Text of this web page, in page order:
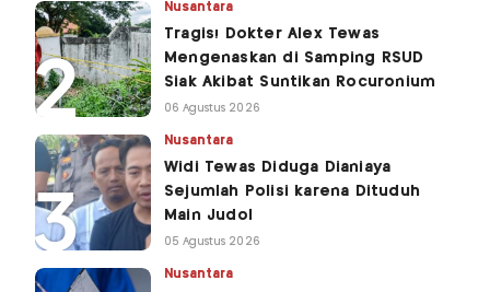
Nusantara
Tragis! Dokter Alex Tewas
Mengenaskan di Samping RSUD
Siak Akibat Suntikan Rocuronium
06 Agustus 2026
Nusantara
Widi Tewas Diduga Dianiaya
Sejumlah Polisi karena Dituduh
Main Judol
05 Agustus 2026
Nusantara